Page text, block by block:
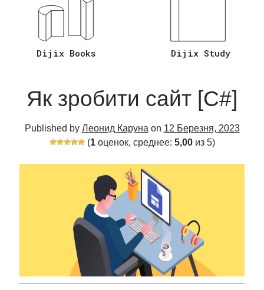
Відповіді на Запитання C# Asp.Net
(26)
Мова програмування C#
Язык Программирования Sql
Dijix Books Dijix Study
Як зробити сайт [C#]
Published by Леонид Каруна on 12 Березня, 2023
(1оценок, среднее: 5,00из 5)